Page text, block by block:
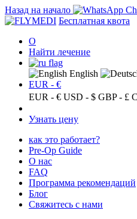
Назад на начало
Бесплатная квота
О
Найти лечение
English
EUR - €
EUR - € USD - $ GBP - £
Узнать цену
как это работает?
Pre-Op Guide
О нас
FAQ
Программа рекомендаций
Блог
Свяжитесь с нами